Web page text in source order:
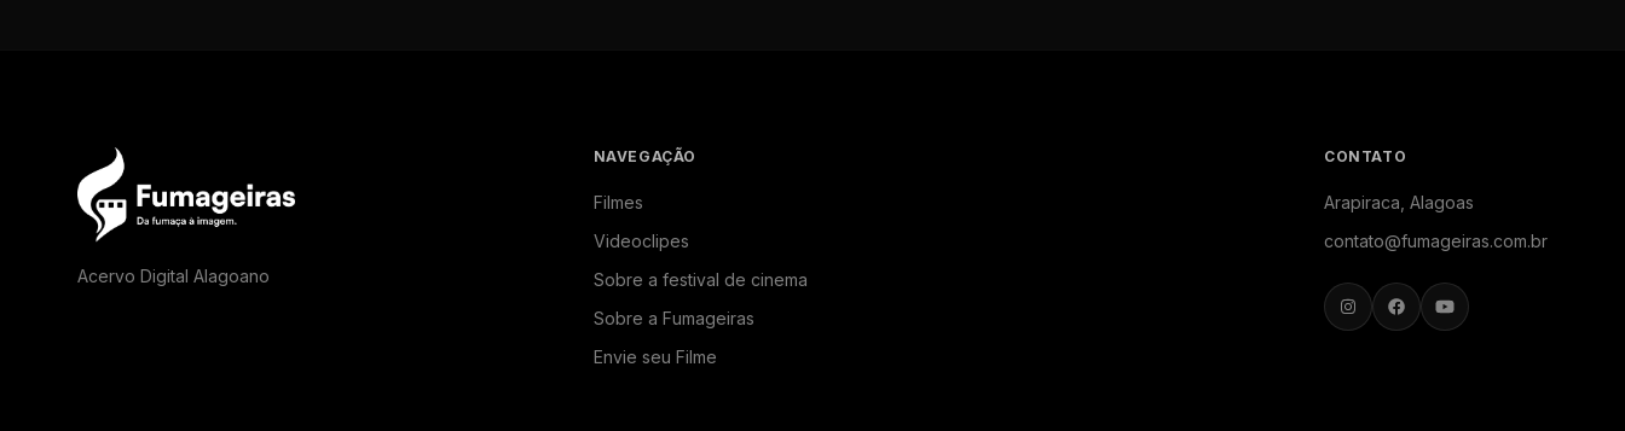
Acervo Digital Alagoano
NAVEGAÇÃO
Filmes
Videoclipes
Sobre a festival de cinema
Sobre a Fumageiras
Envie seu Filme
CONTATO
Arapiraca, Alagoas
contato@fumageiras.com.br